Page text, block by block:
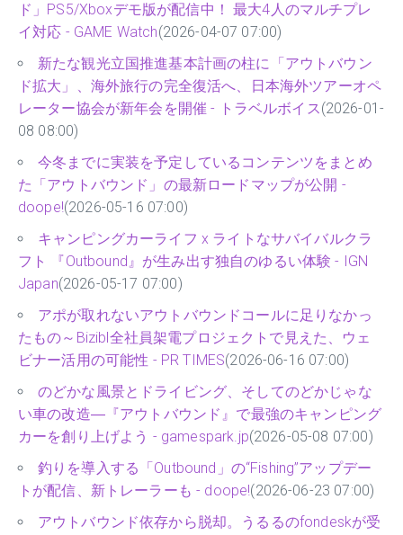
ド」PS5/Xboxデモ版が配信中！ 最大4人のマルチプレ
イ対応 - GAME Watch(2026-04-07 07:00)
新たな観光立国推進基本計画の柱に「アウトバウン
ド拡大」、海外旅行の完全復活へ、日本海外ツアーオペ
レーター協会が新年会を開催 - トラベルボイス(2026-01-
08 08:00)
今冬までに実装を予定しているコンテンツをまとめ
た「アウトバウンド」の最新ロードマップが公開 -
doope!(2026-05-16 07:00)
キャンピングカーライフ x ライトなサバイバルクラ
フト 『Outbound』が生み出す独自のゆるい体験 - IGN
Japan(2026-05-17 07:00)
アポが取れないアウトバウンドコールに足りなかっ
たもの～Bizibl全社員架電プロジェクトで見えた、ウェ
ビナー活用の可能性 - PR TIMES(2026-06-16 07:00)
のどかな風景とドライビング、そしてのどかじゃな
い車の改造―『アウトバウンド』で最強のキャンピング
カーを創り上げよう - gamespark.jp(2026-05-08 07:00)
釣りを導入する「Outbound」の“Fishing”アップデー
トが配信、新トレーラーも - doope!(2026-06-23 07:00)
アウトバウンド依存から脱却。うるるのfondeskが受